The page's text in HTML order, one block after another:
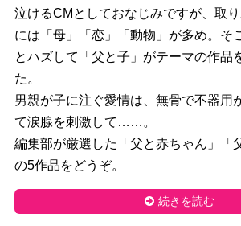
泣けるCMとしておなじみですが、取
には「母」「恋」「動物」が多め。そ
とハズして「父と子」がテーマの作品
た。
男親が子に注ぐ愛情は、無骨で不器用
て涙腺を刺激して……。
編集部が厳選した「父と赤ちゃん」
の5作品をどうぞ。
続きを読む